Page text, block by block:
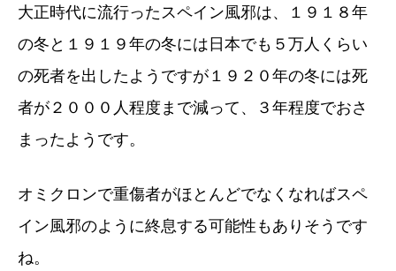
大正時代に流行ったスペイン風邪は、１９１８年
の冬と１９１９年の冬には日本でも５万人くらい
の死者を出したようですが１９２０年の冬には死
者が２０００人程度まで減って、３年程度でおさ
まったようです。
オミクロンで重傷者がほとんどでなくなればスペ
イン風邪のように終息する可能性もありそうです
ね。